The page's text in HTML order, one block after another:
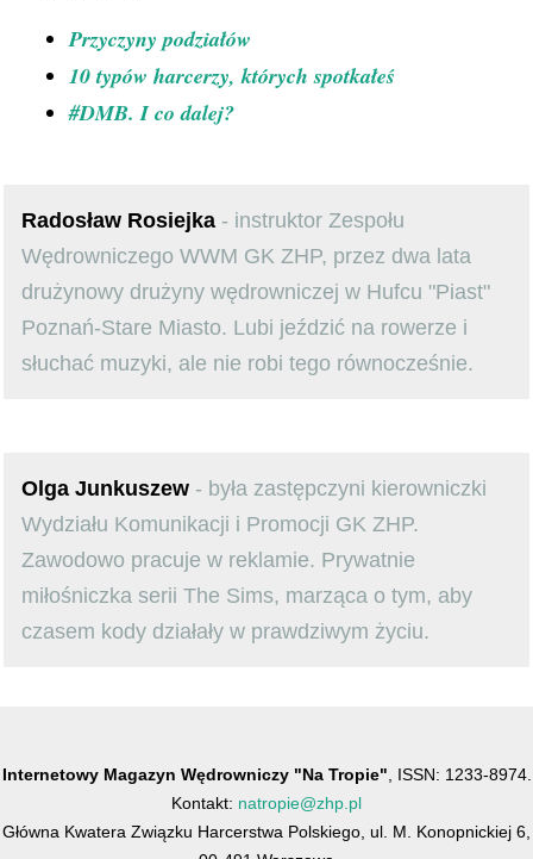
Przyczyny podziałów
10 typów harcerzy, których spotkałeś
#DMB. I co dalej?
Radosław Rosiejka - instruktor Zespołu
Wędrowniczego WWM GK ZHP, przez dwa lata
drużynowy drużyny wędrowniczej w Hufcu "Piast"
Poznań-Stare Miasto. Lubi jeździć na rowerze i
słuchać muzyki, ale nie robi tego równocześnie.
Olga Junkuszew - była zastępczyni kierowniczki
Wydziału Komunikacji i Promocji GK ZHP.
Zawodowo pracuje w reklamie. Prywatnie
miłośniczka serii The Sims, marząca o tym, aby
czasem kody działały w prawdziwym życiu.
Internetowy Magazyn Wędrowniczy "Na Tropie" , ISSN: 1233-8974.
Kontakt: natropie@zhp.pl
Główna Kwatera Związku Harcerstwa Polskiego, ul. M. Konopnickiej 6,